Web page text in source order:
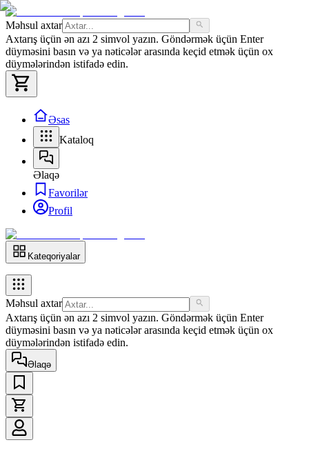
Məhsul axtar
Axtarış üçün ən azı 2 simvol yazın. Göndərmək üçün Enter
düyməsini basın və ya nəticələr arasında keçid etmək üçün ox
düymələrindən istifadə edin.
Əsas
Kataloq
Əlaqə
Favorilər
Profil
Kateqoriyalar
Məhsul axtar
Axtarış üçün ən azı 2 simvol yazın. Göndərmək üçün Enter
düyməsini basın və ya nəticələr arasında keçid etmək üçün ox
düymələrindən istifadə edin.
Əlaqə